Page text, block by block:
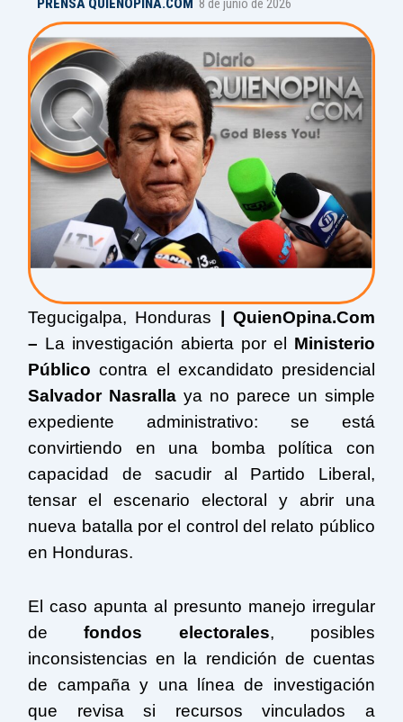
Tegucigalpa, Honduras | QuienOpina.Com
– La investigación abierta por el Ministerio
Público contra el excandidato presidencial
Salvador Nasralla ya no parece un simple
expediente administrativo: se está
convirtiendo en una bomba política con
capacidad de sacudir al Partido Liberal,
tensar el escenario electoral y abrir una
nueva batalla por el control del relato público
en Honduras.
El caso apunta al presunto manejo irregular
defondos electorales, posibles
inconsistencias en la rendición de cuentas
de campaña y una línea de investigación
que revisa si recursos vinculados a